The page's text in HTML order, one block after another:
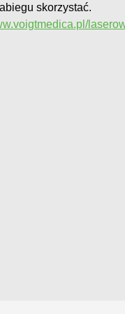
skorzystać.